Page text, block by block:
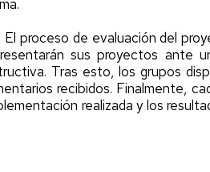
proceso de evaluación del
sus proyectos ante
Tras esto, los grupos
recibidos. Finalmente,
realizada y los